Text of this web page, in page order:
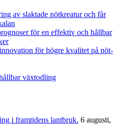
av slaktade nötkreatur och får
för en effektiv och hållbar
för högre kvalitet på nöt-
växtodling
i framtidens lantbruk. 6 augusti,